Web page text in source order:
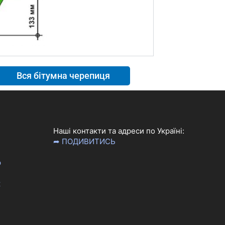
Вся бітумна черепиця
Наші контакти та адреси по Україні:
➦ ПОДИВИТИСЬ